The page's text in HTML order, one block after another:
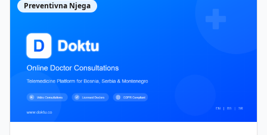
Preventivna Njega